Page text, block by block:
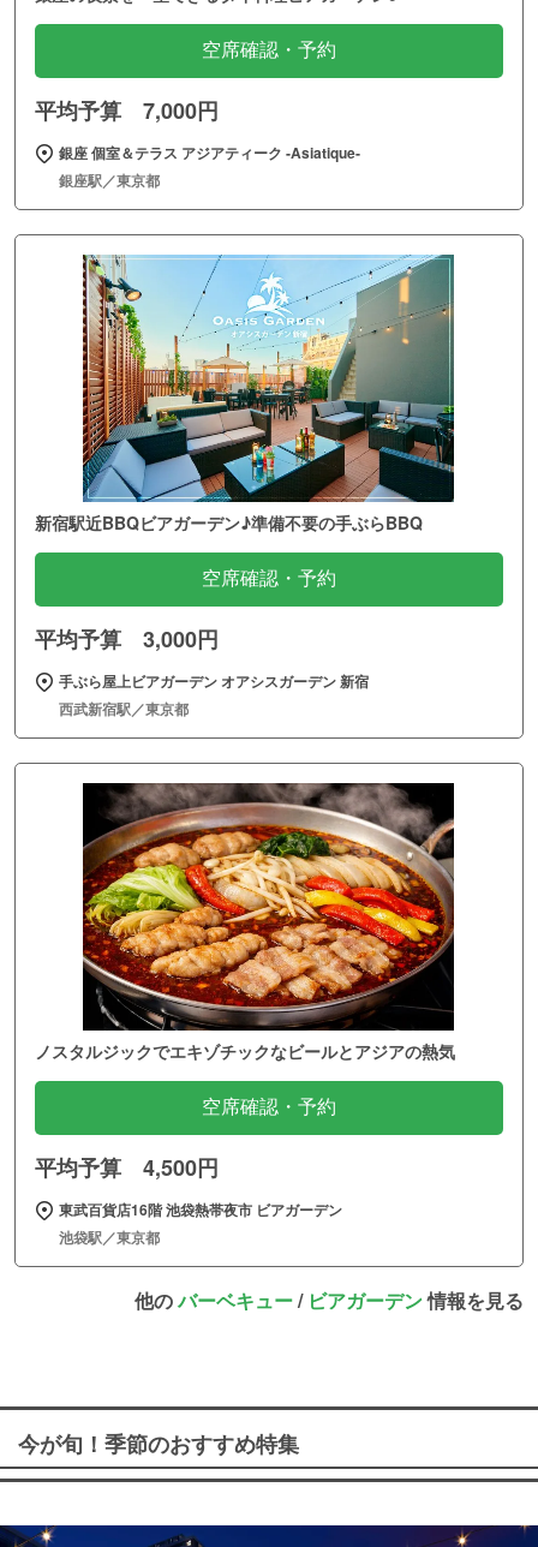
空席確認・予約
平均予算 7,000円
銀座 個室＆テラス アジアティーク ‐Asiatique‐
銀座駅／東京都
新宿駅近BBQビアガーデン♪準備不要の手ぶらBBQ
空席確認・予約
平均予算 3,000円
手ぶら屋上ビアガーデン オアシスガーデン 新宿
西武新宿駅／東京都
ノスタルジックでエキゾチックなビールとアジアの熱気
空席確認・予約
平均予算 4,500円
東武百貨店16階 池袋熱帯夜市 ビアガーデン
池袋駅／東京都
他のバーベキュー/ ビアガーデン情報を見る
今が旬！季節のおすすめ特集